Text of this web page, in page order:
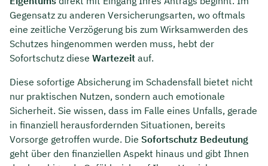
Gegensatz zu anderen Versicherungsarten, wo oftmals
eine zeitliche Verzögerung bis zum Wirksamwerden des
Schutzes hingenommen werden muss, hebt der
Sofortschutz diese Wartezeit auf.
Diese sofortige Absicherung im Schadensfall bietet nicht
nur praktischen Nutzen, sondern auch emotionale
Sicherheit. Sie wissen, dass im Falle eines Unfalls, gerade
in finanziell herausfordernden Situationen, bereits
Vorsorge getroffen wurde. Die Sofortschutz Bedeutung
geht über den finanziellen Aspekt hinaus und gibt Ihnen